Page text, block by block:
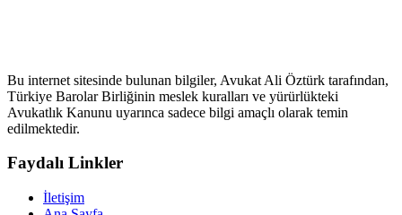
Bu internet sitesinde bulunan bilgiler, Avukat Ali Öztürk tarafından,
Türkiye Barolar Birliğinin meslek kuralları ve yürürlükteki
Avukatlık Kanunu uyarınca sadece bilgi amaçlı olarak temin
edilmektedir.
Faydalı Linkler
İletişim